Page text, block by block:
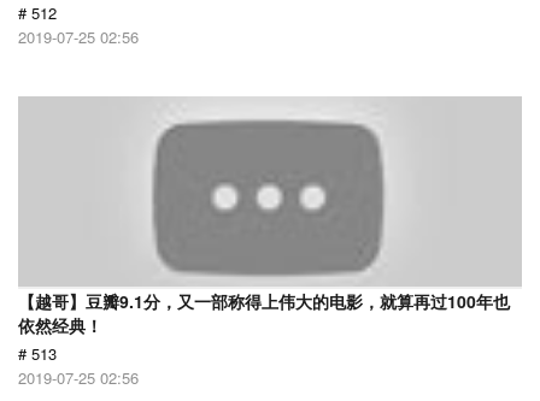
# 512
2019-07-25 02:56
【越哥】豆瓣9.1分，又一部称得上伟大的电影，就算再过100年也
依然经典！
# 513
2019-07-25 02:56